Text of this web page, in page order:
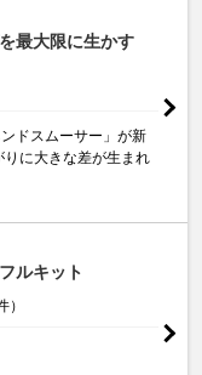
最大限に生かす
ドスムーサー」が新
に大きな差が生まれ
ルキット
）